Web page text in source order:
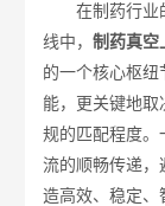
在制药行业的
线中，制药真空
的一个核心枢
能，更关键地
规的匹配程度。
流的顺畅传递，
造高效、稳定、